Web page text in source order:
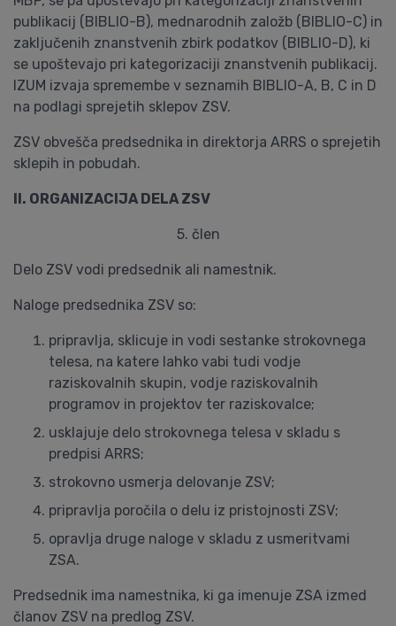
publikacij (BIBLIO-B), mednarodnih založb (BIBLIO-C) in
zaključenih znanstvenih zbirk podatkov (BIBLIO-D), ki
se upoštevajo pri kategorizaciji znanstvenih publikacij.
IZUM izvaja spremembe v seznamih BIBLIO-A, B, C in D
na podlagi sprejetih sklepov ZSV.
ZSV obvešča predsednika in direktorja ARRS o sprejetih
sklepih in pobudah.
II. ORGANIZACIJA DELA ZSV
5. člen
Delo ZSV vodi predsednik ali namestnik.
Naloge predsednika ZSV so:
pripravlja, sklicuje in vodi sestanke strokovnega
telesa, na katere lahko vabi tudi vodje
raziskovalnih skupin, vodje raziskovalnih
programov in projektov ter raziskovalce;
usklajuje delo strokovnega telesa v skladu s
predpisi ARRS;
strokovno usmerja delovanje ZSV;
pripravlja poročila o delu iz pristojnosti ZSV;
opravlja druge naloge v skladu z usmeritvami
ZSA.
Predsednik ima namestnika, ki ga imenuje ZSA izmed
članov ZSV na predlog ZSV.